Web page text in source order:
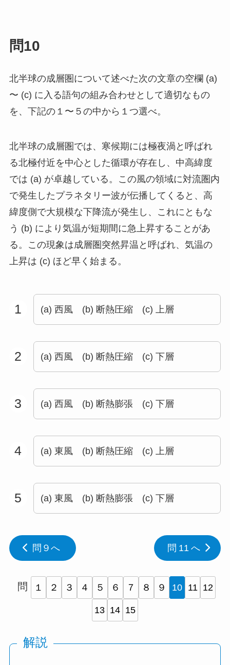
問10
北半球の成層圏について述べた次の⽂章の空欄 (a)
〜 (c) に⼊る語句の組み合わせとして適切なもの
を、下記の１〜５の中から１つ選べ。
北半球の成層圏では、寒候期には極夜渦と呼ばれ
る北極付近を中⼼とした循環が存在し、中⾼緯度
では (a) が卓越している。この⾵の領域に対流圏内
で発⽣したプラネタリー波が伝播してくると、⾼
緯度側で⼤規模な下降流が発⽣し、これにともな
う (b) により気温が短期間に急上昇することがあ
る。この現象は成層圏突然昇温と呼ばれ、気温の
上昇は (c) ほど早く始まる。
1 (a) 西風 (b) 断熱圧縮 (c) 上層
2 (a) 西風 (b) 断熱圧縮 (c) 下層
3 (a) 西風 (b) 断熱膨張 (c) 下層
4 (a) 東風 (b) 断熱圧縮 (c) 上層
5 (a) 東風 (b) 断熱膨張 (c) 下層
問９へ 問 11 へ
問 １ ２ ３ ４ ５ ６ ７ ８ ９ 10 11 12
13 14 15
解説